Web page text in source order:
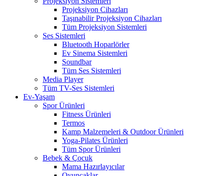
Projeksiyon Cihazları
Taşınabilir Projeksiyon Cihazları
Tüm Projeksiyon Sistemleri
Ses Sistemleri
Bluetooth Hoparlörler
Ev Sinema Sistemleri
Soundbar
Tüm Ses Sistemleri
Media Player
Tüm TV-Ses Sistemleri
Ev-Yaşam
Spor Ürünleri
Fitness Ürünleri
Termos
Kamp Malzemeleri & Outdoor Ürünleri
Yoga-Pilates Ürünleri
Tüm Spor Ürünleri
Bebek & Çocuk
Mama Hazırlayıcılar